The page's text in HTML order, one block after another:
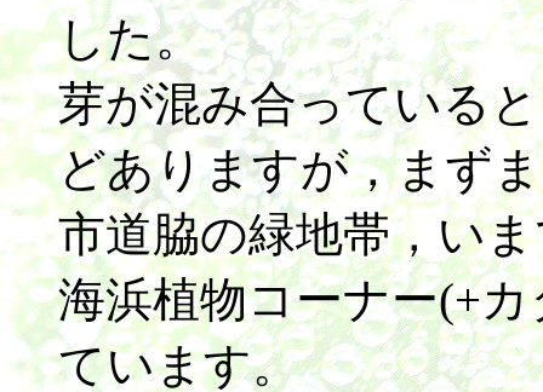
した。
芽が混み合っている
どありますが，まず
市道脇の緑地帯，い
海浜植物コーナー(+
ています。